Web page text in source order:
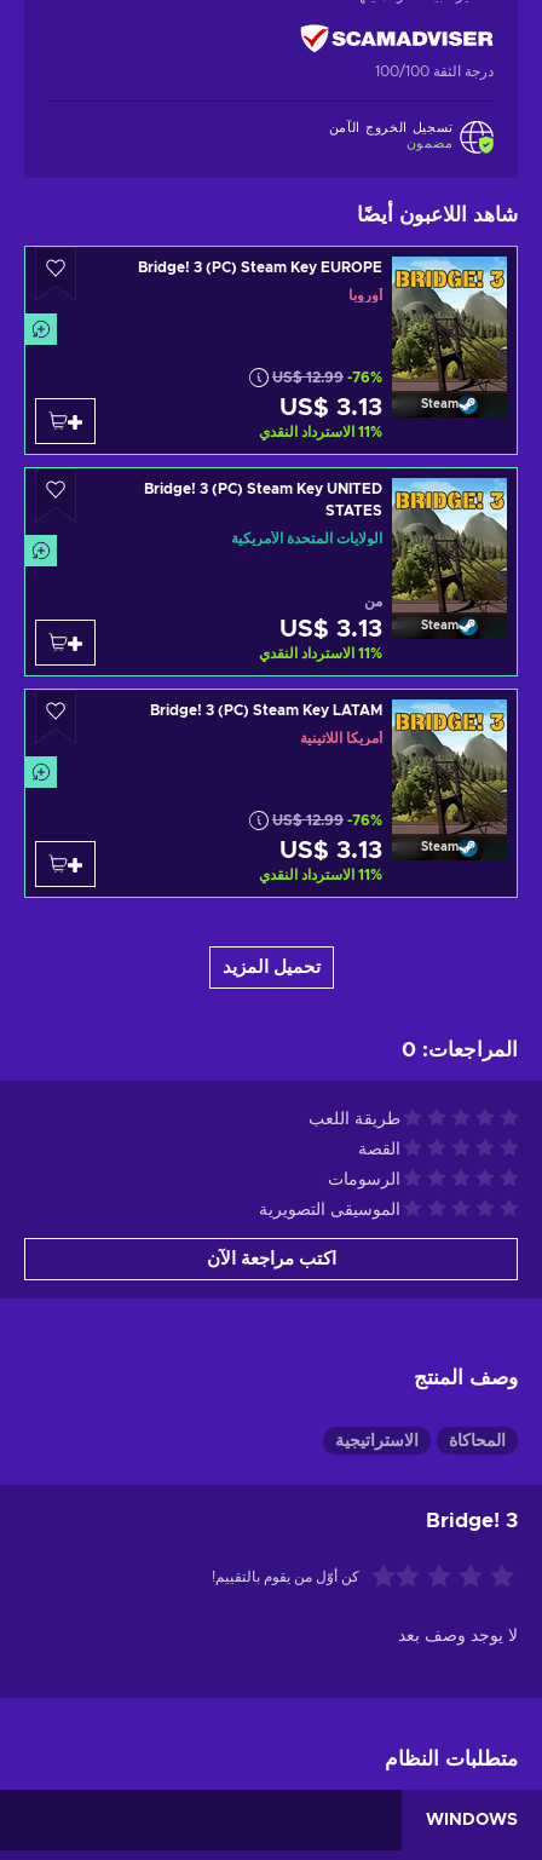
درجة الثقة 100/100
تسجيل الخروج الآمن
مضمون
شاهد اللاعبون أيضًا
Steam
Bridge! 3 (PC) Steam Key EUROPE
أوروبا
US$ 12.99 -76%
US$ 3.13
11% الاسترداد النقدي
Steam
Bridge! 3 (PC) Steam Key UNITED
STATES
الولايات المتحدة الأمريكية
من
US$ 3.13
11% الاسترداد النقدي
Steam
Bridge! 3 (PC) Steam Key LATAM
أمريكا اللاتينية
US$ 12.99 -76%
US$ 3.13
11% الاسترداد النقدي
تحميل المزيد
المراجعات:
0
طريقة اللعب
القصة
الرسومات
الموسيقى التصويرية
اكتب مراجعة الآن
وصف المنتج
المحاكاة الاستراتيجية
Bridge! 3
كن أوّل من يقوم بالتقييم!
لا يوجد وصف بعد
متطلبات النظام
WINDOWS